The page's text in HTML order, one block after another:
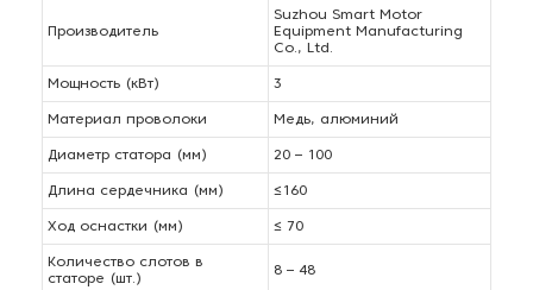
Производитель
Suzhou Smart Motor
Equipment Manufacturing
Co., Ltd.
Мощность (кВт) 3
Материал проволоки Медь, алюминий
Диаметр статора (мм) 20 – 100
Длина сердечника (мм) ≤160
Ход оснастки (мм) ≤ 70
Количество слотов в
статоре (шт.)
8 – 48